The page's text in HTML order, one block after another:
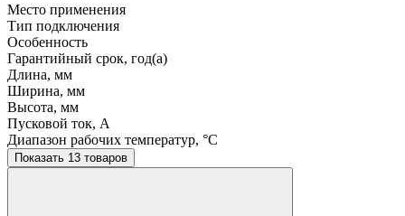
Место применения
Тип подключения
Особенность
Гарантийный срок, год(а)
Длина, мм
Ширина, мм
Высота, мм
Пусковой ток, A
Диапазон рабочих температур, °C
Показать 13 товаров